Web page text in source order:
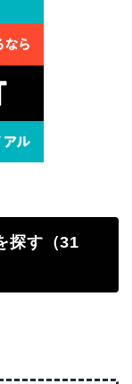
探す（31